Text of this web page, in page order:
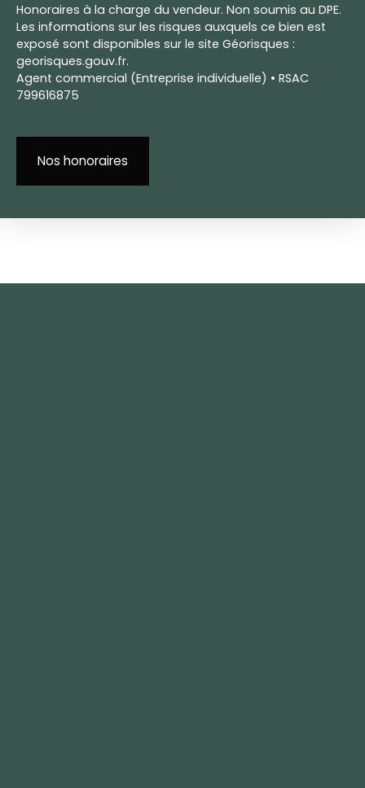
Honoraires à la charge du vendeur. Non soumis au DPE.
Les informations sur les risques auxquels ce bien est
exposé sont disponibles sur le site Géorisques :
georisques.gouv.fr.
Agent commercial (Entreprise individuelle) • RSAC
799616875
Nos honoraires